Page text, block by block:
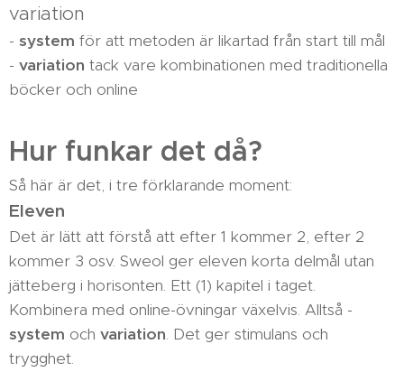
variation
- system för att metoden är likartad från start till mål
- variation tack vare kombinationen med traditionella
böcker och online
Hur funkar det då?
Så här är det, i tre förklarande moment:
Eleven
Det är lätt att förstå att efter 1 kommer 2, efter 2
kommer 3 osv. Sweol ger eleven korta delmål utan
jätteberg i horisonten. Ett (1) kapitel i taget.
Kombinera med online-övningar växelvis. Alltså -
system och variation. Det ger stimulans och
trygghet.